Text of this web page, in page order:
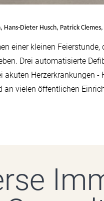
Dieter Husch, Patrick
einer kleinen
Drei automatisierte
akuten
an vielen öffentlichen